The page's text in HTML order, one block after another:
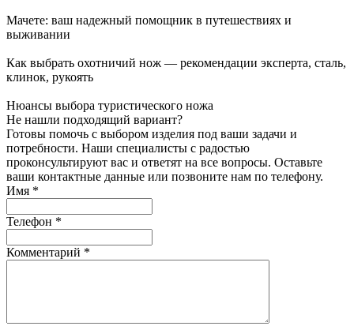
Мачете: ваш надежный помощник в путешествиях и
выживании
Как выбрать охотничий нож — рекомендации эксперта, сталь,
клинок, рукоять
Нюансы выбора туристического ножа
Не нашли подходящий вариант?
Готовы помочь с выбором изделия под ваши задачи и
потребности. Наши специалисты с радостью
проконсультируют вас и ответят на все вопросы. Оставьте
ваши контактные данные или позвоните нам по телефону.
Имя *
Телефон *
Комментарий *